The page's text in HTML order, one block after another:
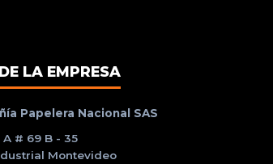
LA EMPRESA
Papelera Nacional SAS
A # 69 B - 35
Montevideo